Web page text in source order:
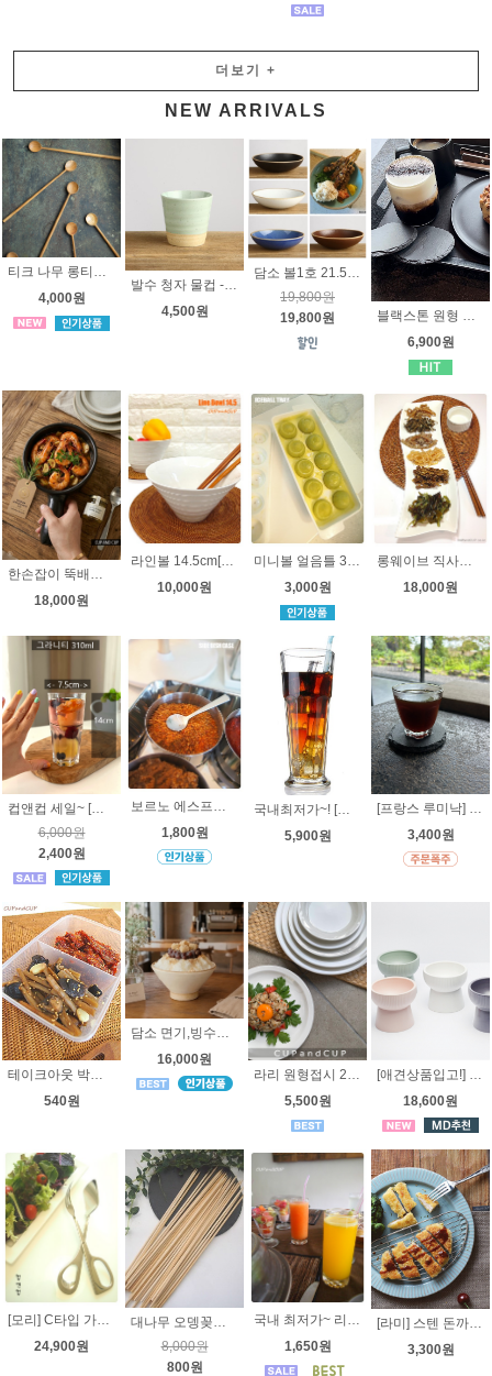
더보기 +
NEW ARRIVALS
티크 나무 롱티스푼
4,000원
발수 청자 물컵 - 한국 고급도자기
4,500원
담소 볼1호 21.5cm - 국내산 고급 도자기 - 5가지 색깔 - 요리접시, 메인접시,카레접시, 파스타접시
19,800원
19,800원
블랙스톤 원형 컵받침 - 6가지 사이즈 -바오스톤 에피타이저접시, 피자접시, 점판암 플레이트 돌접시 요리접시
6,900원
18,000원
라인볼 14.5cm[오븐용도자기] 빙수볼, 아이스크림, 소면기,
10,000원
미니볼 얼음틀 3cm (2가지사이즈-빅볼얼음틀, 공모양 얼음 트레이- 빅볼얼음몰드, 미니볼도있어요)~ 왕볼 - 2가지사이즈
3,000원
롱웨이브 직사각접시 [오븐용 고급 도자기] hp1683
18,000원
컵앤컵 세일~ [프랑스 아코록 ] 그라니티 강화 유리컵 310ml - 하이볼 , 알코록, 콜라컵, 아이스커피컵
6,000원
2,400원
보르노 에스프레소 미니 티스푼 [스텐] 에스프레소 스푼
1,800원
국내최저가~! [미국 리비] 지브랄타 필스너 강화유리맥주잔 355ml (15680 ) - 콜라잔, 아이스커피잔,냉음료컵, 풋티드필스너
5,900원
[프랑스 루미낙] 아카디 유리컵 16cl , 언더락잔, 물컵, 작은물컵, 커피컵
3,400원
테이크아웃 박스- 칸막이 대사이즈 [냉동실 수납용, Take-Out Box ] 일회용 도시락통, 포장용기
540원
16,000원
라리 원형접시 23cm [오븐용 도자기] 7가지사이즈, 케익접시, 앞접시, 사이드접시, 개인접시, 요리접시, 스테이크접시
5,500원
[애견상품입고!] 애견식기슈슈 밥그릇 [도자기]
18,600원
[모리] C타입 가위집게 샐러드집게 요리집게 부페집게 주방집게 - 고급 스테인레스
24,900원
대나무 오뎅꽂이, 오뎅꼬지 특대 41cm 50개 캠핑 마쉬멜로우
8,000원
800원
국내 최저가~ 리비 놉힐 물방울 쥬스잔 23186 클래식 뽈록이 호텔유리컵 호텔쥬스잔 23106 23286 23256 23496 - 노브힐 콜라잔, 하이볼 쥬스잔, 일자유리컵
1,650원
[라미] 스텐 돈까스봉 돈까스튀김망 돈까스받침 튀김받침
3,300원